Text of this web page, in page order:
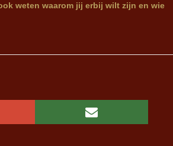
weten waarom jij erbij wilt zijn en wie